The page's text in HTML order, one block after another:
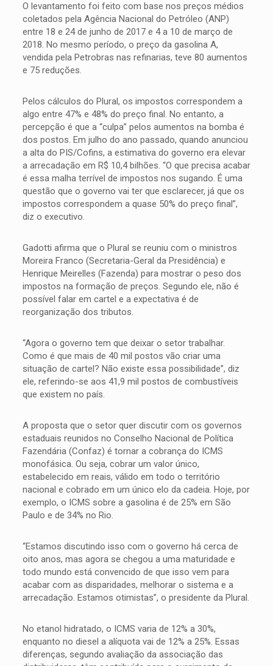
O levantamento foi feito com base nos preços médios
coletados pela Agência Nacional do Petróleo (ANP)
entre 18 e 24 de junho de 2017 e 4 a 10 de março de
2018. No mesmo período, o preço da gasolina A,
vendida pela Petrobras nas refinarias, teve 80 aumentos
e 75 reduções.
Pelos cálculos do Plural, os impostos correspondem a
algo entre 47% e 48% do preço final. No entanto, a
percepção é que a “culpa” pelos aumentos na bomba é
dos postos. Em julho do ano passado, quando anunciou
a alta do PIS/Cofins, a estimativa do governo era elevar
a arrecadação em R$ 10,4 bilhões. “O que precisa acabar
é essa malha terrível de impostos nos sugando. É uma
questão que o governo vai ter que esclarecer, já que os
impostos correspondem a quase 50% do preço final”,
diz o executivo.
Gadotti afirma que o Plural se reuniu com o ministros
Moreira Franco (Secretaria-Geral da Presidência) e
Henrique Meirelles (Fazenda) para mostrar o peso dos
impostos na formação de preços. Segundo ele, não é
possível falar em cartel e a expectativa é de
reorganização dos tributos.
“Agora o governo tem que deixar o setor trabalhar.
Como é que mais de 40 mil postos vão criar uma
situação de cartel? Não existe essa possibilidade”, diz
ele, referindo-se aos 41,9 mil postos de combustíveis
que existem no país.
A proposta que o setor quer discutir com os governos
estaduais reunidos no Conselho Nacional de Política
Fazendária (Confaz) é tornar a cobrança do ICMS
monofásica. Ou seja, cobrar um valor único,
estabelecido em reais, válido em todo o território
nacional e cobrado em um único elo da cadeia. Hoje, por
exemplo, o ICMS sobre a gasolina é de 25% em São
Paulo e de 34% no Rio.
“Estamos discutindo isso com o governo há cerca de
oito anos, mas agora se chegou a uma maturidade e
todo mundo está convencido de que isso vem para
acabar com as disparidades, melhorar o sistema e a
arrecadação. Estamos otimistas”, o presidente da Plural.
No etanol hidratado, o ICMS varia de 12% a 30%,
enquanto no diesel a alíquota vai de 12% a 25%. Essas
diferenças, segundo avaliação da associação das